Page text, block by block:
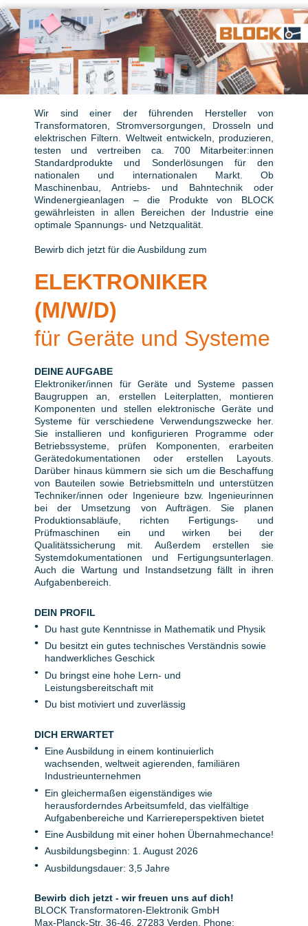
Wir sind einer der führenden Hersteller von
Transformatoren, Stromversorgungen, Drosseln und
elektrischen Filtern. Weltweit entwickeln, produzieren,
testen und vertreiben ca. 700 Mitarbeiter:innen
Standardprodukte und Sonderlösungen für den
nationalen und internationalen Markt. Ob
Maschinenbau, Antriebs- und Bahntechnik oder
Windenergieanlagen – die Produkte von BLOCK
gewährleisten in allen Bereichen der Industrie eine
optimale Spannungs- und Netzqualität.
Bewirb dich jetzt für die Ausbildung zum
ELEKTRONIKER
(M/W/D)
für Geräte und Systeme
DEINE AUFGABE
Elektroniker/innen für Geräte und Systeme passen
Baugruppen an, erstellen Leiterplatten, montieren
Komponenten und stellen elektronische Geräte und
Systeme für verschiedene Verwendungszwecke her.
Sie installieren und konfigurieren Programme oder
Betriebssysteme, prüfen Komponenten, erarbeiten
Gerätedokumentationen oder erstellen Layouts.
Darüber hinaus kümmern sie sich um die Beschaffung
von Bauteilen sowie Betriebsmitteln und unterstützen
Techniker/innen oder Ingenieure bzw. Ingenieurinnen
bei der Umsetzung von Aufträgen. Sie planen
Produktionsabläufe, richten Fertigungs- und
Prüfmaschinen ein und wirken bei der
Qualitätssicherung mit. Außerdem erstellen sie
Systemdokumentationen und Fertigungsunterlagen.
Auch die Wartung und Instandsetzung fällt in ihren
Aufgabenbereich.
DEIN PROFIL
Du hast gute Kenntnisse in Mathematik und Physik
Du besitzt ein gutes technisches Verständnis sowie
handwerkliches Geschick
Du bringst eine hohe Lern- und
Leistungsbereitschaft mit
Du bist motiviert und zuverlässig
DICH ERWARTET
Eine Ausbildung in einem kontinuierlich
wachsenden, weltweit agierenden, familiären
Industrieunternehmen
Ein gleichermaßen eigenständiges wie
herausforderndes Arbeitsumfeld, das vielfältige
Aufgabenbereiche und Karriereperspektiven bietet
Eine Ausbildung mit einer hohen Übernahmechance!
Ausbildungsbeginn: 1. August 2026
Ausbildungsdauer: 3,5 Jahre
Bewirb dich jetzt - wir freuen uns auf dich!
BLOCK Transformatoren-Elektronik GmbH
Max-Planck-Str. 36-46, 27283 Verden, Phone: